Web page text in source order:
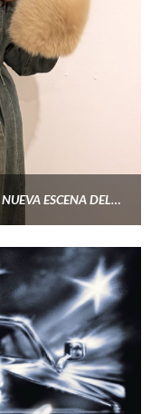
TRUMP THE BILL. SUNSHINE BENZI ES LA NUEVA ESCENA DEL RAP